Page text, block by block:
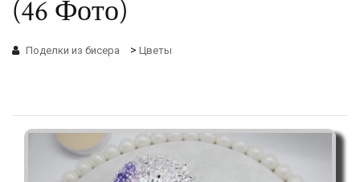
(46 Фото)
Поделки из бисера > Цветы